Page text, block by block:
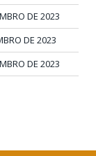
DE 2023
DE 2023
DE 2023